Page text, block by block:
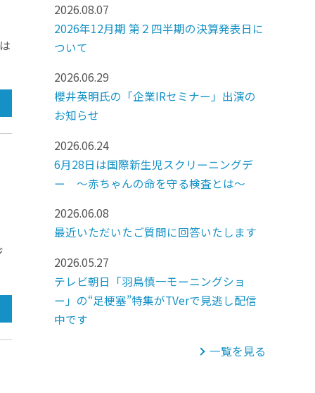
2026.08.07
2026年12月期 第２四半期の決算発表日に
ついて
2026.06.29
櫻井英明氏の「企業IRセミナー」出演の
お知らせ
2026.06.24
6月28日は国際新生児スクリーニングデ
ー ～赤ちゃんの命を守る検査とは～
2026.06.08
最近いただいたご質問に回答いたします
2026.05.27
テレビ朝日「羽鳥慎一モーニングショ
ー」の“足梗塞”特集がTVerで見逃し配信
中です
一覧を見る